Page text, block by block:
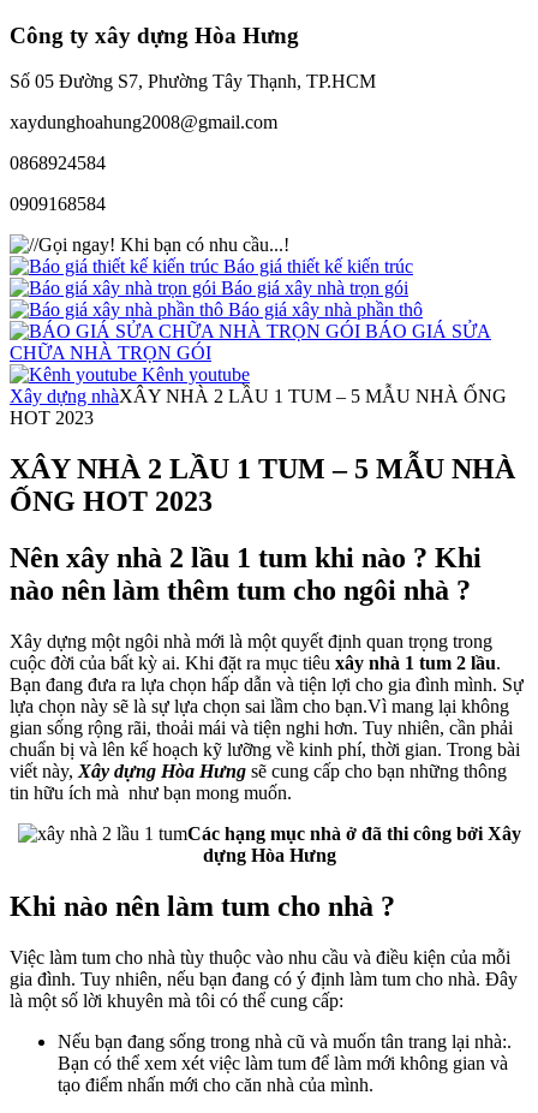
Công ty xây dựng Hòa Hưng
Số 05 Đường S7, Phường Tây Thạnh, TP.HCM
xaydunghoahung2008@gmail.com
0868924584
0909168584
Gọi ngay! Khi bạn có nhu cầu...!
Báo giá thiết kế kiến trúc
Báo giá xây nhà trọn gói
Báo giá xây nhà phần thô
BÁO GIÁ SỬA
CHỮA NHÀ TRỌN GÓI
Kênh youtube
Xây dựng nhàXÂY NHÀ 2 LẦU 1 TUM – 5 MẪU NHÀ ỐNG
HOT 2023
XÂY NHÀ 2 LẦU 1 TUM – 5 MẪU NHÀ
ỐNG HOT 2023
Nên xây nhà 2 lầu 1 tum khi nào ? Khi
nào nên làm thêm tum cho ngôi nhà ?
Xây dựng một ngôi nhà mới là một quyết định quan trọng trong
cuộc đời của bất kỳ ai. Khi đặt ra mục tiêu xây nhà 1 tum 2 lầu.
Bạn đang đưa ra lựa chọn hấp dẫn và tiện lợi cho gia đình mình. Sự
lựa chọn này sẽ là sự lựa chọn sai lầm cho bạn.Vì mang lại không
gian sống rộng rãi, thoải mái và tiện nghi hơn. Tuy nhiên, cần phải
chuẩn bị và lên kế hoạch kỹ lưỡng về kinh phí, thời gian. Trong bài
viết này, Xây dựng Hòa Hưng sẽ cung cấp cho bạn những thông
tin hữu ích mà như bạn mong muốn.
Các hạng mục nhà ở đã thi công bởi Xây
dựng Hòa Hưng
Khi nào nên làm tum cho nhà ?
Việc làm tum cho nhà tùy thuộc vào nhu cầu và điều kiện của mỗi
gia đình. Tuy nhiên, nếu bạn đang có ý định làm tum cho nhà. Đây
là một số lời khuyên mà tôi có thể cung cấp:
Nếu bạn đang sống trong nhà cũ và muốn tân trang lại nhà:.
Bạn có thể xem xét việc làm tum để làm mới không gian và
tạo điểm nhấn mới cho căn nhà của mình.